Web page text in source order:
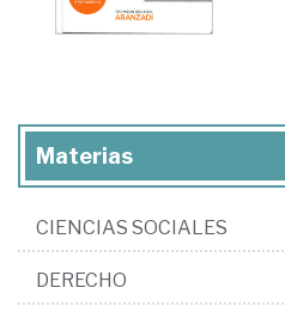
Materias
CIENCIAS SOCIALES
DERECHO